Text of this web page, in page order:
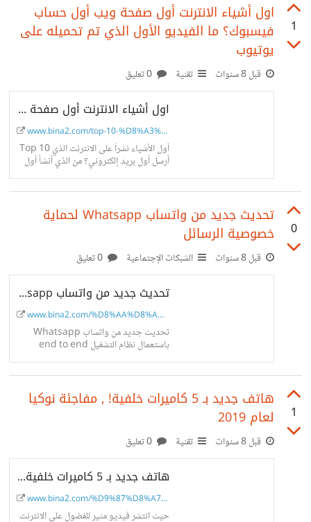
1
اول أشياء الانترنت أول صفحة ويب أول حساب
فيسبوك؟ ما الفيديو الأول الذي تم تحميله على
يوتيوب
قبل 8 سنوات تقنية
اول أشياء الانترنت أول صفحة ويب أول حساب فيسبوك؟ ما الفيديو الأول الذي تم تحميله على يوتيوب
www.bina2.com/top-10-%D8%A3%D9...
Top 10 أول الأشياء نشراً على الانترنت الذي
أرسل أول بريد إلكتروني؟ من الذي أنشأ أول
صفحة ويب أول حساب فيسبوك؟ ما الفيديو
0
تحديث جديد من واتساب Whatsapp لحماية
خصوصية الرسائل
قبل 8 سنوات الشبكات الإجتماعية
تحديث جديد من واتساب Whatsapp لحماية خصوصية الرسائل - مجلة بناء الالكترونية
www.bina2.com/%D8%AA%D8%AD%D8%...
تحديث جديد من واتساب Whatsapp
باستعمال نظام التشفيل end to end
الشهير للرسائل تطلق تحديثات جديدة لتذهب
1
هاتف جديد بـ 5 كاميرات خلفية! , مفاجئة نوكيا
لعام 2019
قبل 8 سنوات تقنية
هاتف جديد بـ 5 كاميرات خلفية! , نوكيا Nokia 9 PureView 2019 - مجلة بناء...
www.bina2.com/%D9%87%D8%A7%D8%...
حيث انتشر فيديو مثير للفضول على الانترنت